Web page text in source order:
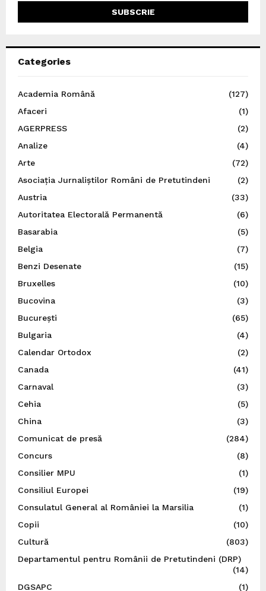
Categories
Academia Română
(127)
Afaceri
(1)
AGERPRESS
(2)
Analize
(4)
Arte
(72)
Asociația Jurnaliștilor Români de Pretutindeni
(2)
Austria
(33)
Autoritatea Electorală Permanentă
(6)
Basarabia
(5)
Belgia
(7)
Benzi Desenate
(15)
Bruxelles
(10)
Bucovina
(3)
București
(65)
Bulgaria
(4)
Calendar Ortodox
(2)
Canada
(41)
Carnaval
(3)
Cehia
(5)
China
(3)
Comunicat de presă
(284)
Concurs
(8)
Consilier MPU
(1)
Consiliul Europei
(19)
Consulatul General al României la Marsilia
(1)
Copii
(10)
Cultură
(803)
Departamentul pentru Românii de Pretutindeni (DRP)
(14)
DGSAPC
(1)